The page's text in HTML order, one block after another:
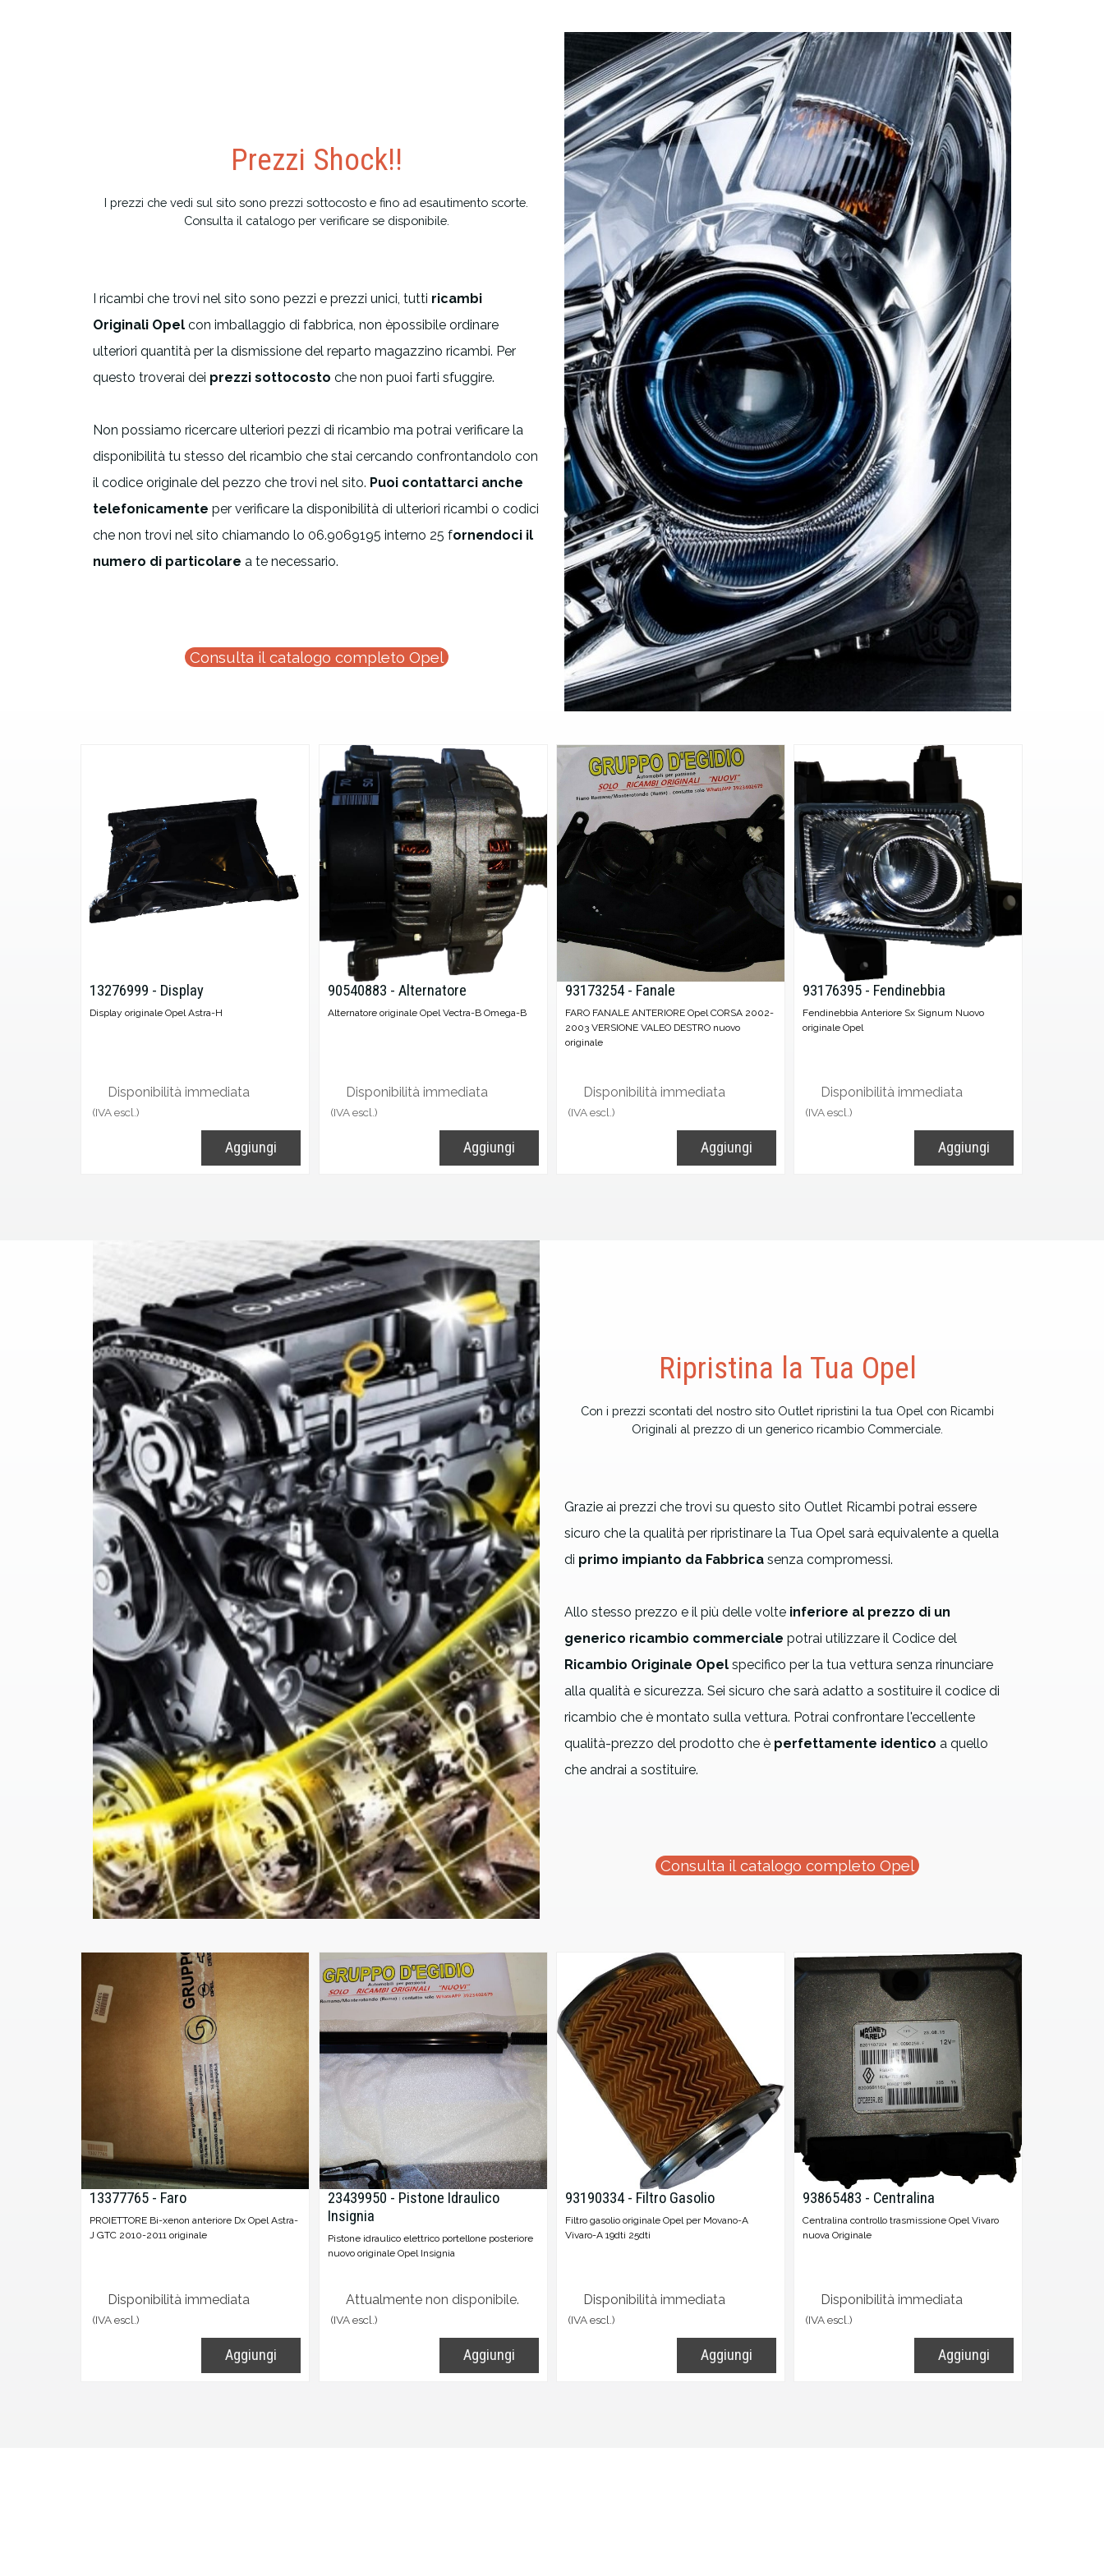
Prezzi Shock!!
I prezzi che vedi sul sito sono prezzi sottocosto e fino ad esautimento scorte.
Consulta il catalogo per verificare se disponibile.
I ricambi che trovi nel sito sono pezzi e prezzi unici, tutti ricambi
Originali Opel con imballaggio di fabbrica, non èpossibile ordinare
ulteriori quantità per la dismissione del reparto magazzino ricambi. Per
questo troverai dei prezzi sottocosto che non puoi farti sfuggire.
Non possiamo ricercare ulteriori pezzi di ricambio ma potrai verificare la
disponibilità tu stesso del ricambio che stai cercando confrontandolo con
il codice originale del pezzo che trovi nel sito. Puoi contattarci anche
telefonicamente per verificare la disponibilità di ulteriori ricambi o codici
che non trovi nel sito chiamando lo 06.9069195 interno 25 fornendoci il
numero di particolare a te necessario.
Consulta il catalogo completo Opel
13276999 - Display
Display originale Opel Astra-H
Disponibilità immediata
(IVA escl.)
Aggiungi
90540883 - Alternatore
Alternatore originale Opel Vectra-B Omega-B
Disponibilità immediata
(IVA escl.)
Aggiungi
93173254 - Fanale
FARO FANALE ANTERIORE Opel CORSA 2002-
2003 VERSIONE VALEO DESTRO nuovo
originale
Disponibilità immediata
(IVA escl.)
Aggiungi
93176395 - Fendinebbia
Fendinebbia Anteriore Sx Signum Nuovo
originale Opel
Disponibilità immediata
(IVA escl.)
Aggiungi
Ripristina la Tua Opel
Con i prezzi scontati del nostro sito Outlet ripristini la tua Opel con Ricambi
Originali al prezzo di un generico ricambio Commerciale.
Grazie ai prezzi che trovi su questo sito Outlet Ricambi potrai essere
sicuro che la qualità per ripristinare la Tua Opel sarà equivalente a quella
di primo impianto da Fabbrica senza compromessi.
Allo stesso prezzo e il più delle volte inferiore al prezzo di un
generico ricambio commerciale potrai utilizzare il Codice del
Ricambio Originale Opel specifico per la tua vettura senza rinunciare
alla qualità e sicurezza. Sei sicuro che sarà adatto a sostituire il codice di
ricambio che è montato sulla vettura. Potrai confrontare l'eccellente
qualità-prezzo del prodotto che è perfettamente identico a quello
che andrai a sostituire.
Consulta il catalogo completo Opel
13377765 - Faro
PROIETTORE Bi-xenon anteriore Dx Opel Astra-
J GTC 2010-2011 originale
Disponibilità immediata
(IVA escl.)
Aggiungi
23439950 - Pistone Idraulico
Insignia
Pistone idraulico elettrico portellone posteriore
nuovo originale Opel Insignia
Attualmente non disponibile.
(IVA escl.)
Aggiungi
93190334 - Filtro Gasolio
Filtro gasolio originale Opel per Movano-A
Vivaro-A 19dti 25dti
Disponibilità immediata
(IVA escl.)
Aggiungi
93865483 - Centralina
Centralina controllo trasmissione Opel Vivaro
nuova Originale
Disponibilità immediata
(IVA escl.)
Aggiungi